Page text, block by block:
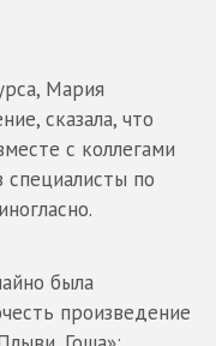
Мария
сказала, что
с коллегами
специалисты по
была
произведение